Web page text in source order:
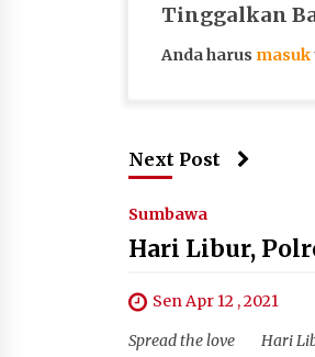
Tinggalkan
Anda harus masuk
Next Post
Sumbawa
Hari Libur,
Sen Apr 12 , 2021
Spread the love Hari